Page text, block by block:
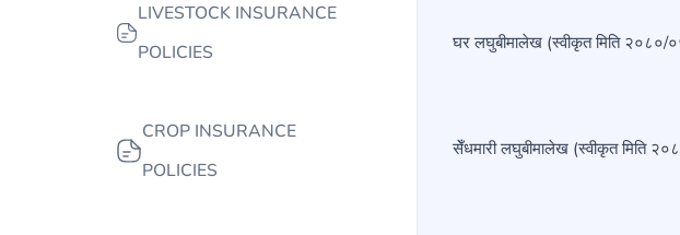
LIVESTOCK INSURANCE
POLICIES
CROP INSURANCE
POLICIES
घर लघुबीमालेख (स्वीकृत मिति २०८०/
सेँधमारी लघुबीमालेख (स्वीकृत मिति